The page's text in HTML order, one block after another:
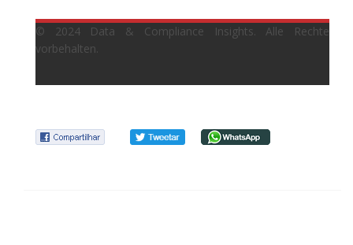
© 2024 Data & Compliance Insights. Alle Rechte
vorbehalten.